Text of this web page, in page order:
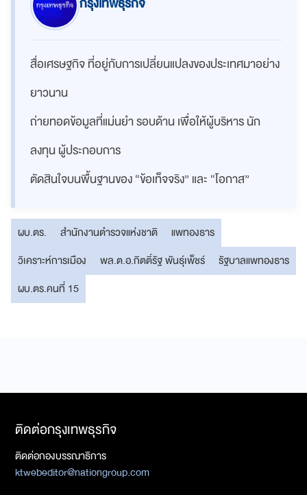
สื่อเศรษฐกิจ ที่อยู่กับการเปลี่ยนแปลงของประเทศมาอย่าง
ยาวนาน
ถ่ายทอดข้อมูลที่แม่นยำ รอบด้าน เพื่อให้ผู้บริหาร นัก
ลงทุน ผู้ประกอบการ
ตัดสินใจบนพื้นฐานของ “ข้อเท็จจริง” และ “โอกาส”
ผบ.ตร. สำนักงานตำรวจแห่งชาติ
แพทองธาร
วิเคราะห์การเมือง
พล.ต.อ.กิตติ์รัฐ พันธุ์เพ็ชร์
รัฐบาลแพทองธาร
ผบ.ตร.คนที่ 15
ติดต่อกรุงเทพธุรกิจ
ติดต่อกองบรรณาธิการ
ktwebeditor@nationgroup.com